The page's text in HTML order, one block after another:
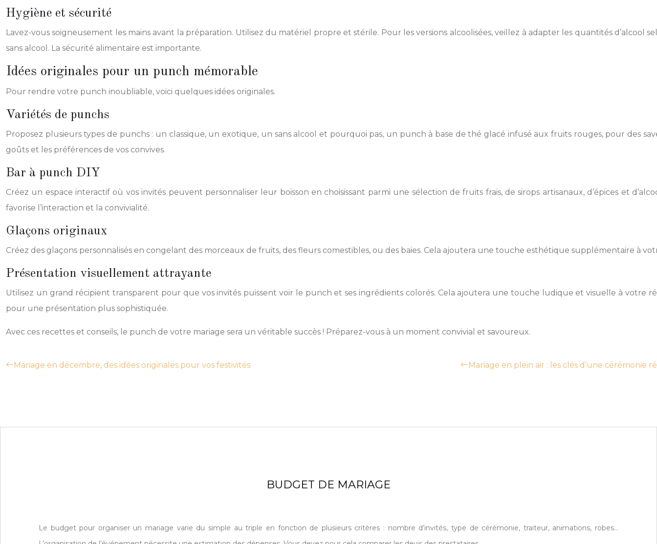
Hygiène et sécurité
Lavez-vous soigneusement les mains avant la préparation. Utilisez du matériel propre et stérile. Pour les versions alcoolisées, veillez à adapter les quantités d’alcool
sans alcool. La sécurité alimentaire est importante.
Idées originales pour un punch mémorable
Pour rendre votre punch inoubliable, voici quelques idées originales.
Variétés de punchs
Proposez plusieurs types de punchs : un classique, un exotique, un sans alcool et pourquoi pas, un punch à base de thé glacé infusé aux fruits rouges, pour des
goûts et les préférences de vos convives.
Bar à punch DIY
Créez un espace interactif où vos invités peuvent personnaliser leur boisson en choisissant parmi une sélection de fruits frais, de sirops artisanaux, d’épices et
favorise l’interaction et la convivialité.
Glaçons originaux
Créez des glaçons personnalisés en congelant des morceaux de fruits, des fleurs comestibles, ou des baies. Cela ajoutera une touche esthétique supplémentaire à
Présentation visuellement attrayante
Utilisez un grand récipient transparent pour que vos invités puissent voir le punch et ses ingrédients colorés. Cela ajoutera une touche ludique et visuelle à votre
pour une présentation plus sophistiquée.
Avec ces recettes et conseils, le punch de votre mariage sera un véritable succès ! Préparez-vous à un moment convivial et savoureux.
Mariage en décembre, des idées originales pour vos festivités Mariage en plein air : les clés d’une cérémonie
BUDGET DE MARIAGE
Le budget pour organiser un mariage varie du simple au triple en fonction de plusieurs critères : nombre d’invités, type de cérémonie, traiteur, animations, robes…